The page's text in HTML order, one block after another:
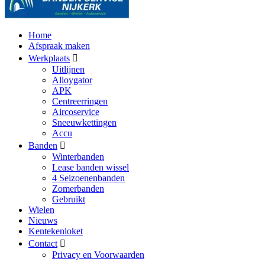
Home
Afspraak maken
Werkplaats
Uitlijnen
Alloygator
APK
Centreerringen
Aircoservice
Sneeuwkettingen
Accu
Banden
Winterbanden
Lease banden wissel
4 Seizoenenbanden
Zomerbanden
Gebruikt
Wielen
Nieuws
Kentekenloket
Contact
Privacy en Voorwaarden